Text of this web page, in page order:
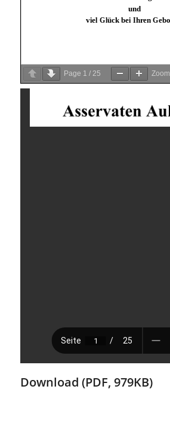
Page 1 / 25 Zoom
Download (PDF, 979KB)